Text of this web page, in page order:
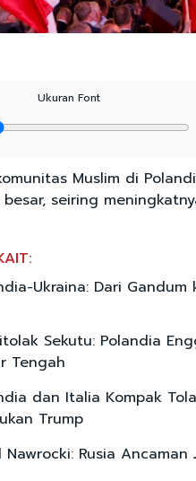
Ukuran Font
Muslim di
seiring
Ukraina: Dari Gandum
Sekutu: Polandia
Tengah
dan Italia Kompak
Trump
Nawrocki: Rusia